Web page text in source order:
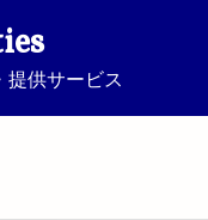
提供サービス